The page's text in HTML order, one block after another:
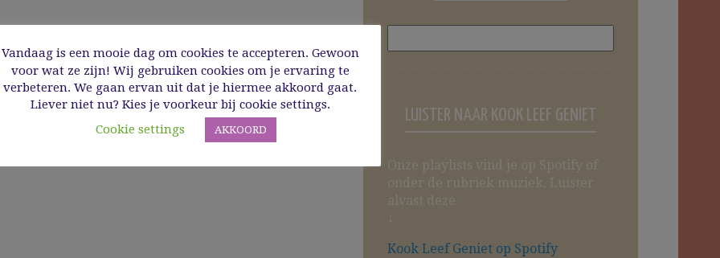
LUISTER NAAR KOOK LEEF GENIET
Onze playlists vind je op Spotify of
onder de rubriek muziek. Luister
alvast deze
↓
Kook Leef Geniet op Spotify
Vandaag is een mooie dag om cookies te accepteren. Gewoon
voor wat ze zijn! Wij gebruiken cookies om je ervaring te
verbeteren. We gaan ervan uit dat je hiermee akkoord gaat.
Liever niet nu? Kies je voorkeur bij cookie settings.
Cookie settings
AKKOORD